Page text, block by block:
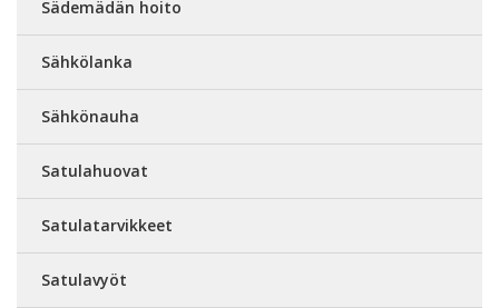
Sädemädän hoito
Sähkölanka
Sähkönauha
Satulahuovat
Satulatarvikkeet
Satulavyöt